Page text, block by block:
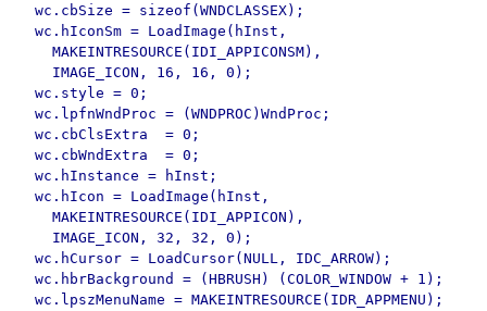
  wc.cbSize = sizeof(WNDCLASSEX);
  wc.hIconSm = LoadImage(hInst,
    MAKEINTRESOURCE(IDI_APPICONSM),
    IMAGE_ICON, 16, 16, 0);
  wc.style = 0;
  wc.lpfnWndProc = (WNDPROC)WndProc;
  wc.cbClsExtra  = 0;
  wc.cbWndExtra  = 0;
  wc.hInstance = hInst;
  wc.hIcon = LoadImage(hInst,
    MAKEINTRESOURCE(IDI_APPICON),
    IMAGE_ICON, 32, 32, 0);
  wc.hCursor = LoadCursor(NULL, IDC_ARROW);
  wc.hbrBackground = (HBRUSH) (COLOR_WINDOW + 1);
  wc.lpszMenuName = MAKEINTRESOURCE(IDR_APPMENU);